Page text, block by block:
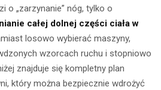
o „zarzynanie” nóg, tylko o
całej dolnej części ciała w
losowo wybierać maszyny,
wzorcach ruchu i stopniowo
znajduje się kompletny plan
który można bezpiecznie wdrożyć